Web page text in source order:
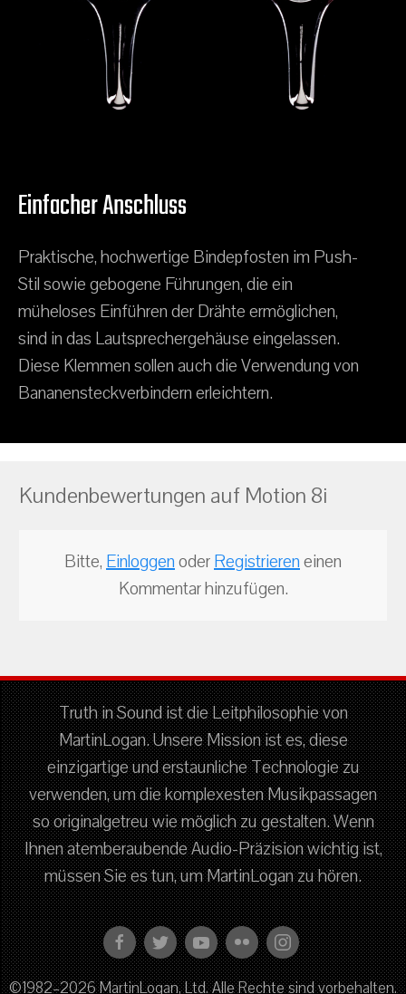
Einfacher Anschluss
Praktische, hochwertige Bindepfosten im Push-
Stil sowie gebogene Führungen, die ein
müheloses Einführen der Drähte ermöglichen,
sind in das Lautsprechergehäuse eingelassen.
Diese Klemmen sollen auch die Verwendung von
Bananensteckverbindern erleichtern.
Kundenbewertungen auf Motion 8i
Bitte,EinloggenoderRegistriereneinen
Kommentar hinzufügen.
Truth in Sound ist die Leitphilosophie von
MartinLogan. Unsere Mission ist es, diese
einzigartige und erstaunliche Technologie zu
verwenden, um die komplexesten Musikpassagen
so originalgetreu wie möglich zu gestalten. Wenn
Ihnen atemberaubende Audio-Präzision wichtig ist,
müssen Sie es tun, um MartinLogan zu hören.
©1982–2026 MartinLogan, Ltd. Alle Rechte sind vorbehalten.